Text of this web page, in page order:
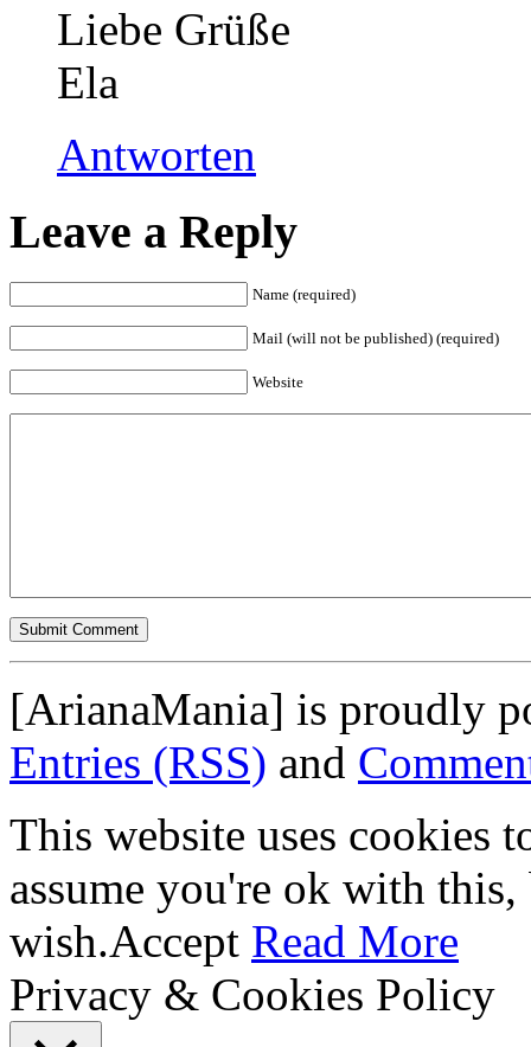
Liebe Grüße
Ela
Antworten
Leave a Reply
Name (required)
Mail (will not be published) (required)
Website
[ArianaMania] is proudly
Entries (RSS) and
This website uses cookies
assume you're ok with
wish.Accept Read More
Privacy & Cookies Policy